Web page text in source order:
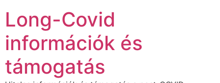
tartalomhoz
Long-Covid
információk és
támogatás